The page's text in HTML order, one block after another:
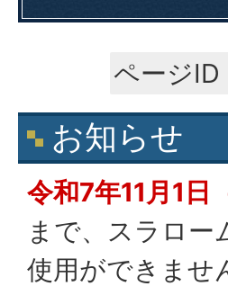
ページID
お知らせ
令和7年11月1日
まで、スラロー
使用ができませ